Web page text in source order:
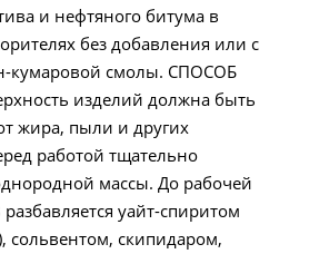
и нефтяного битума в
без добавления или с
кумаровой смолы. СПОСОБ
изделий должна быть
жира, пыли и других
работой тщательно
массы. До рабочей
уайт-спиритом
сольвентом, скипидаром,